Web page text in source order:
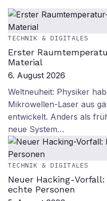
TECHNIK & DIGITALES
Erster
Material
6. August 2026
Weltneuheit: Physiker
Mikrowellen-Laser aus
entwickelt. Anders als
neue System…
TECHNIK & DIGITALES
Neuer Hacking-
echte Personen